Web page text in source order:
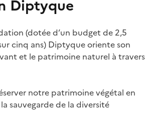
Diptyque
(dotée d’un budget de 2,5
cinq ans) Diptyque oriente son
et le patrimoine naturel à travers
notre patrimoine végétal en
sauvegarde de la diversité